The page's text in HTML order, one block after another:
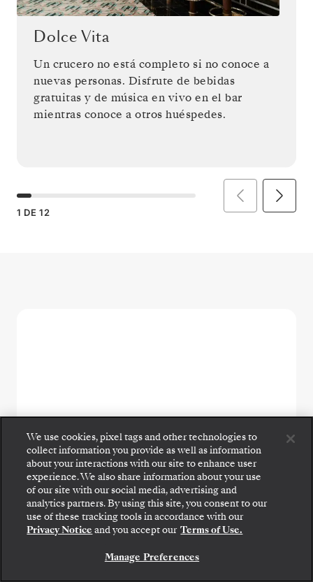
Dolce Vita
Un crucero no está completo si no conoce a
nuevas personas. Disfrute de bebidas
gratuitas y de música en vivo en el bar
mientras conoce a otros huéspedes.
1 DE 12
DESTINATIONS - ANTARCTICA
Silversea Reveals Design Details
of The Cormorant at 55 South
Carolyn Spencer Brown
Suba a bordo: elija su suite y revise las tarifas y los
servicios incluidos antes de confirmar de forma
segura su viaje con Silversea.
RESERVE SU SUITE
We use cookies, pixel tags and other technologies to
collect information you provide as well as information
about your interactions with our site to enhance user
experience. We also share information about your use
of our site with our social media, advertising and
analytics partners. By using this site, you consent to our
use of these tracking tools in accordance with our
Privacy Notice and you accept our Terms of Use.
Manage Preferences